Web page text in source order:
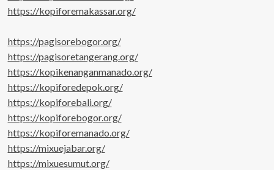
https://kopiforemakassar.org/
https://pagisorebogor.org/
https://pagisoretangerang.org/
https://kopikenanganmanado.org/
https://kopiforedepok.org/
https://kopiforebali.org/
https://kopiforebogor.org/
https://kopiforemanado.org/
https://mixuejabar.org/
https://mixuesumut.org/